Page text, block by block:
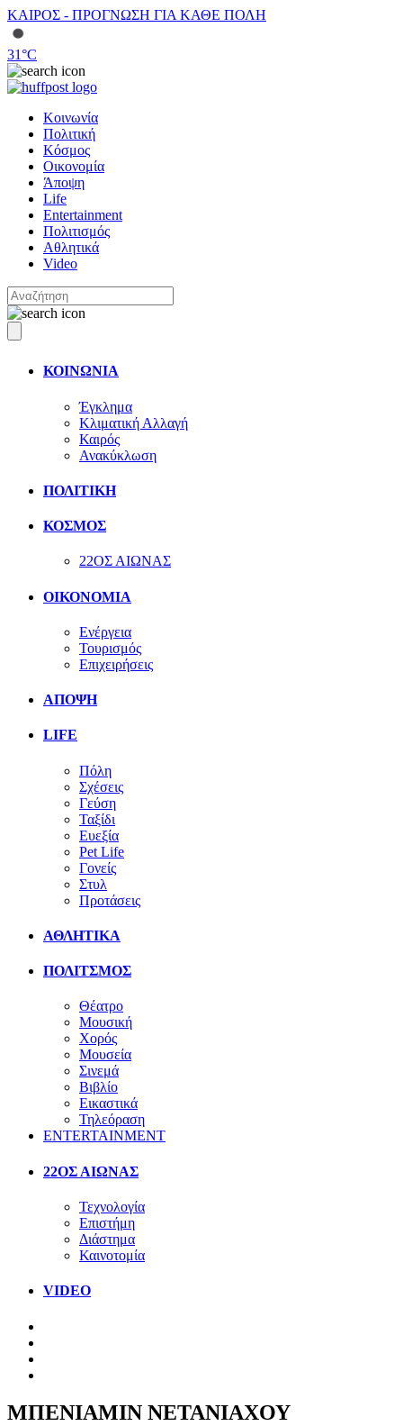
ΚΑΙΡΟΣ - ΠΡΟΓΝΩΣΗ ΓΙΑ ΚΑΘΕ ΠΟΛΗ
31°C
Κοινωνία
Πολιτική
Κόσμος
Οικονομία
Άποψη
Life
Entertainment
Πολιτισμός
Αθλητικά
Video
ΚΟΙΝΩΝΙΑ
Έγκλημα
Κλιματική Αλλαγή
Καιρός
Ανακύκλωση
ΠΟΛΙΤΙΚΗ
ΚΟΣΜΟΣ
22ΟΣ ΑΙΩΝΑΣ
ΟΙΚΟΝΟΜΙΑ
Ενέργεια
Τουρισμός
Επιχειρήσεις
ΑΠΟΨΗ
LIFE
Πόλη
Σχέσεις
Γεύση
Ταξίδι
Ευεξία
Pet Life
Γονείς
Στυλ
Προτάσεις
ΑΘΛΗΤΙΚΑ
ΠΟΛΙΤΣΜΟΣ
Θέατρο
Μουσική
Χορός
Μουσεία
Σινεμά
Βιβλίο
Εικαστικά
Τηλεόραση
ENTERTAINMENT
22ΟΣ ΑΙΩΝΑΣ
Τεχνολογία
Επιστήμη
Διάστημα
Καινοτομία
VIDEO
ΜΠΕΝΙΑΜΙΝ ΝΕΤΑΝΙΑΧΟΥ